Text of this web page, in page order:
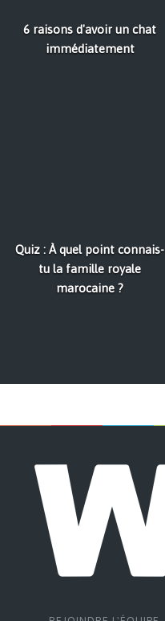
6 raisons d'avoir un chat
immédiatement
Quiz : À quel point connais-
tu la famille royale
marocaine ?